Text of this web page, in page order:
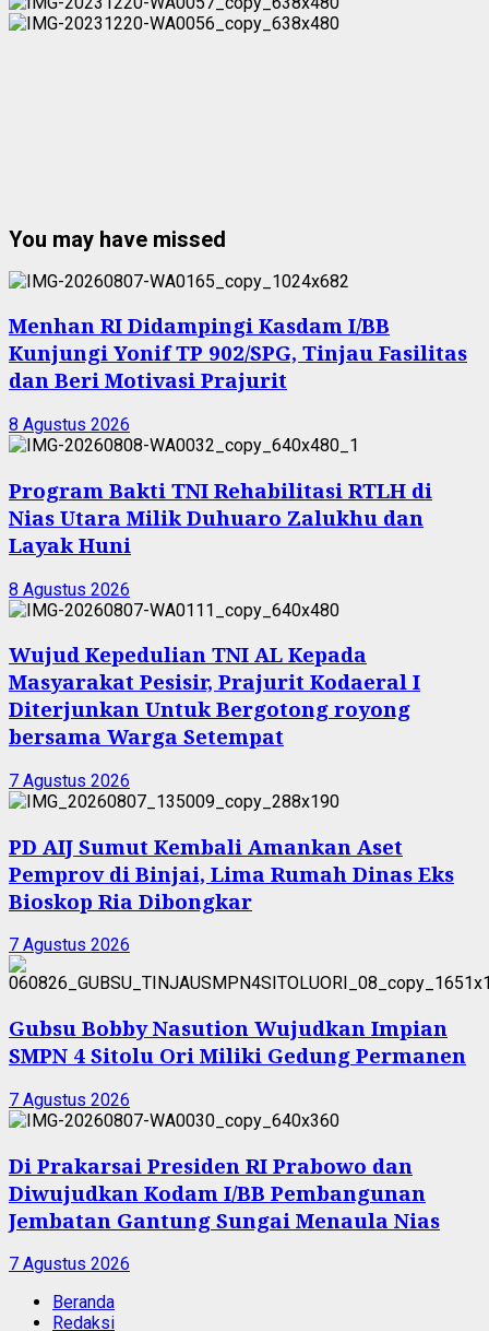
You may have missed
Menhan RI Didampingi Kasdam I/BB
Kunjungi Yonif TP 902/SPG, Tinjau Fasilitas
dan Beri Motivasi Prajurit
8 Agustus 2026
Program Bakti TNI Rehabilitasi RTLH di
Nias Utara Milik Duhuaro Zalukhu dan
Layak Huni
8 Agustus 2026
Wujud Kepedulian TNI AL Kepada
Masyarakat Pesisir, Prajurit Kodaeral I
Diterjunkan Untuk Bergotong royong
bersama Warga Setempat
7 Agustus 2026
PD AIJ Sumut Kembali Amankan Aset
Pemprov di Binjai, Lima Rumah Dinas Eks
Bioskop Ria Dibongkar
7 Agustus 2026
Gubsu Bobby Nasution Wujudkan Impian
SMPN 4 Sitolu Ori Miliki Gedung Permanen
7 Agustus 2026
Di Prakarsai Presiden RI Prabowo dan
Diwujudkan Kodam I/BB Pembangunan
Jembatan Gantung Sungai Menaula Nias
7 Agustus 2026
Beranda
Redaksi